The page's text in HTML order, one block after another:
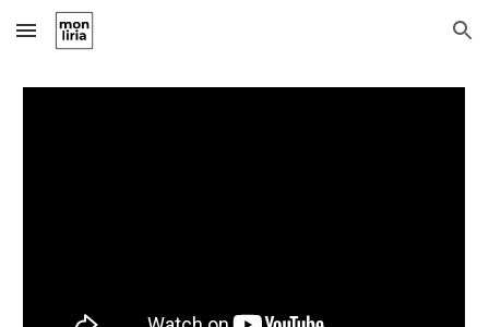
Skip to main content Skip to navigation